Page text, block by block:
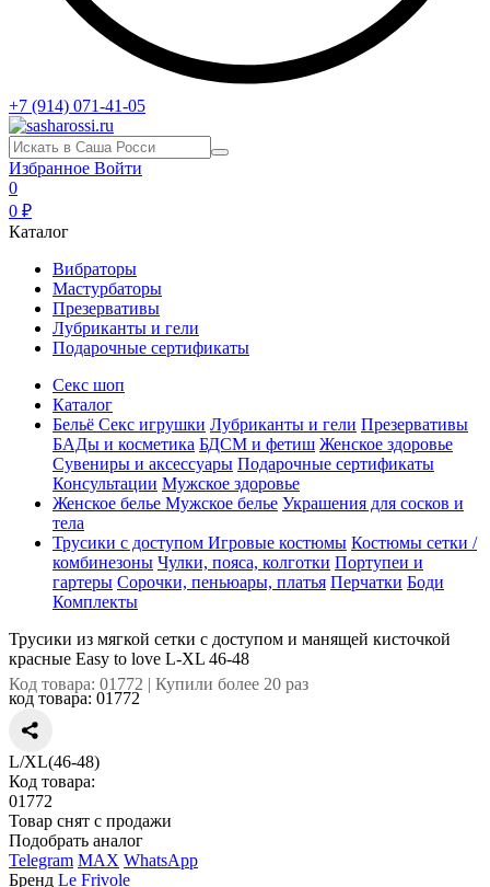
+7 (914) 071-41-05
Избранное Войти
0
0 ₽
Каталог
Вибраторы
Мастурбаторы
Презервативы
Лубриканты и гели
Подарочные сертификаты
Секс шоп
Каталог
Бельё Секс игрушки Лубриканты и гели Презервативы
БАДы и косметика БДСМ и фетиш Женское здоровье
Сувениры и аксессуары Подарочные сертификаты
Консультации Мужское здоровье
Женское белье Мужское белье Украшения для сосков и
тела
Трусики с доступом Игровые костюмы Костюмы сетки /
комбинезоны Чулки, пояса, колготки Портупеи и
гартеры Сорочки, пеньюары, платья Перчатки Боди
Комплекты
Трусики из мягкой сетки с доступом и манящей кисточкой
красные Easy to love L-XL 46-48
Код товара: 01772 | Купили более 20 раз
код товара: 01772
L/XL(46-48)
Код товара:
01772
Товар снят с продажи
Подобрать аналог
Telegram MAX WhatsApp
Бренд Le Frivole